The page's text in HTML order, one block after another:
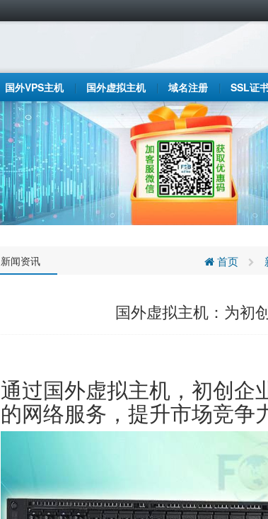
国外VPS主机 国外虚拟主机 域名注册 SSL证
新闻资讯 首页
国外虚拟主机：为初
通过国外虚拟主机，初创企
的网络服务，提升市场竞争